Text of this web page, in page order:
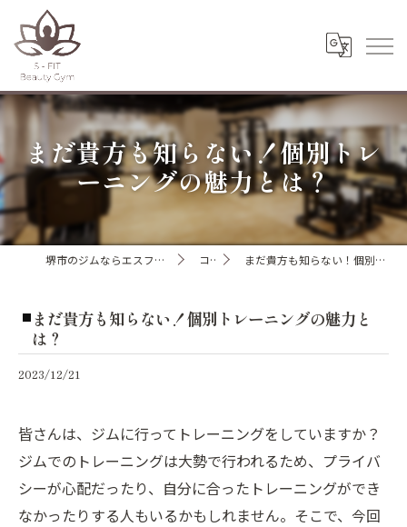
まだ貴方も知らない！個別トレ
ーニングの魅力とは？
堺市のジムならエスフィットビューティージム コラム まだ貴方も知らない！個別トレーニングの魅力とは？
まだ貴方も知らない！個別トレーニングの魅力と
は？
2023/12/21
皆さんは、ジムに行ってトレーニングをしていますか？
ジムでのトレーニングは大勢で行われるため、プライバ
シーが心配だったり、自分に合ったトレーニングができ
なかったりする人もいるかもしれません。そこで、今回